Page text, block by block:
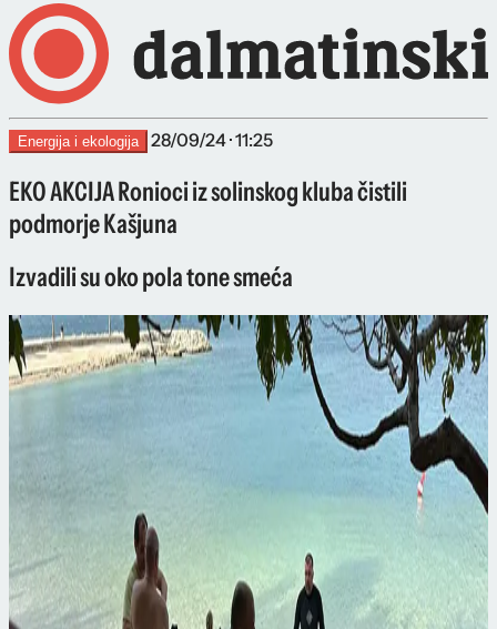
Energija i ekologija 28/09/24 · 11:25
EKO AKCIJA Ronioci iz solinskog kluba čistili
podmorje Kašjuna
Izvadili su oko pola tone smeća